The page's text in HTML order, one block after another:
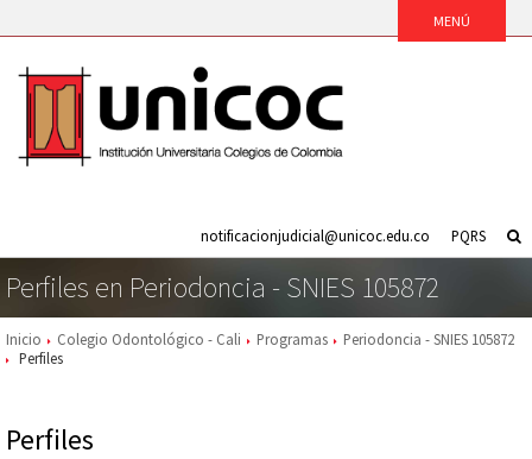
PQRS
notificacionjudicial@unicoc.edu.co
Perfiles en Periodoncia - SNIES 105872
Inicio Colegio Odontológico - Cali Programas
Periodoncia - SNIES 105872
Perfiles
Perfiles